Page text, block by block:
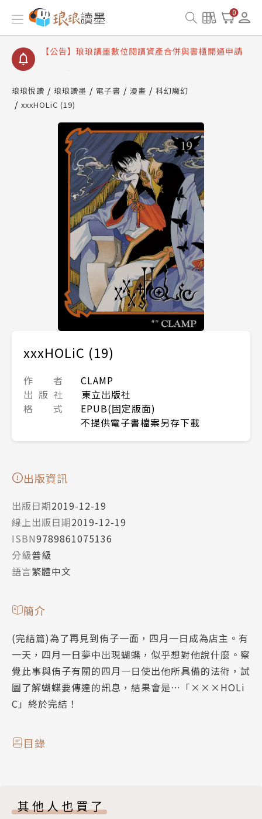
0
【公告】因 Readmoo 讀墨系統維護中，本站同步暫
停部分閱讀服務
【公告】琅琅讀墨數位閱讀資產合併與書櫃開通申請
【公告】琅琅讀墨書櫃開通常見問題
請圖文教學
【公告】琅琅書店服務升級重要說明及資產合併結果
查詢
【公告】因 Readmoo 讀墨系統維護中，本站同步暫
停部分閱讀服務
琅琅悅讀 琅琅讀墨 電子書 漫畫
科幻魔幻
xxxHOLiC (19)
xxxHOLiC (19)
作 者
CLAMP
出 版 社
東立出版社
格 式
EPUB(固定版面)
不提供電子書檔案另存下載
出版資訊
出版日期2019-12-19
線上出版日期2019-12-19
ISBN9789861075136
分級普級
語言繁體中文
簡介
(完結篇)為了再見到侑子一面，四月一日成為店主。有
一天，四月一日夢中出現蝴蝶，似乎想對他說什麼。察
覺此事與侑子有關的四月一日使出他所具備的法術，試
圖了解蝴蝶要傳達的訊息，結果會是…「×××HOLi
C」終於完結！
目錄
其他人也買了